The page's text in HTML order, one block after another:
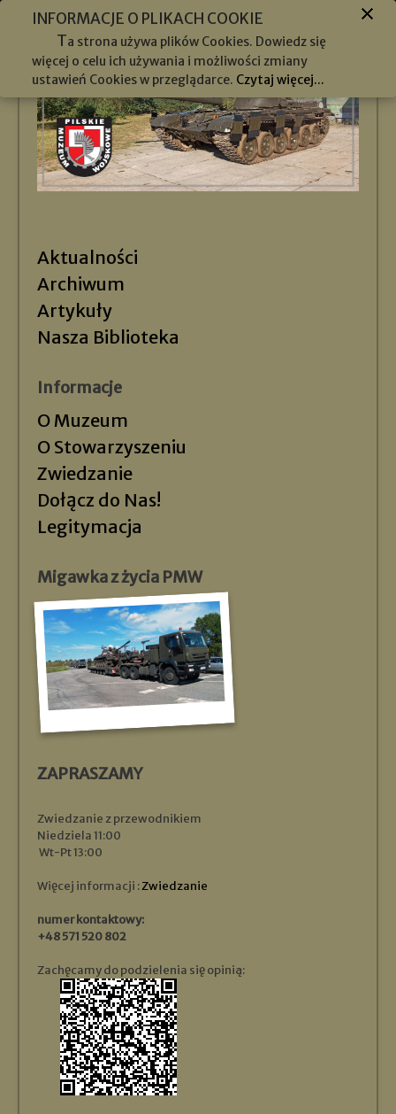
Aktualności
Archiwum
Artykuły
Nasza Biblioteka
Informacje
O Muzeum
O Stowarzyszeniu
Zwiedzanie
Dołącz do Nas!
Legitymacja
Migawka z życia PMW
INFORMACJE O PLIKACH COOKIE
Ta strona używa plików Cookies. Dowiedz się
więcej o celu ich używania i możliwości zmiany
ustawień Cookies w przeglądarce. Czytaj więcej...
ZAPRASZAMY
Zwiedzanie z przewodnikiem
Niedziela 11:00
Wt-Pt 13:00
Więcej informacji :Zwiedzanie
numer kontaktowy:
+48 571 520 802
Zachęcamy do podzielenia się opinią: